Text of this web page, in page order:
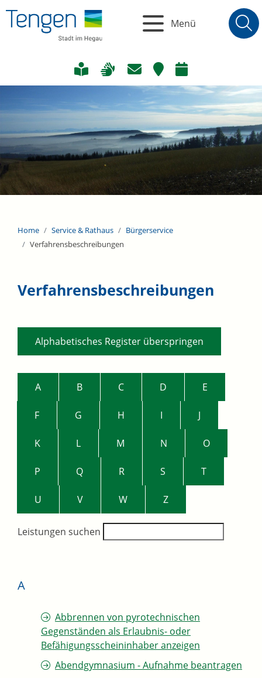
Menü
Home Service & Rathaus
Bürgerservice
Verfahrensbeschreibungen
Verfahrensbeschreibungen
Alphabetisches Register überspringen
A B C D E
F G H I J
K L M N O
P Q R S T
U V W Z
Leistungen suchen
A
Abbrennen von pyrotechnischen
Gegenständen als Erlaubnis- oder
Befähigungsscheininhaber anzeigen
Abendgymnasium - Aufnahme beantragen